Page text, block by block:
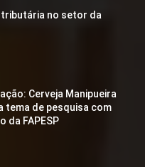
no setor da
Cerveja Manipueira
tema de pesquisa com
da FAPESP